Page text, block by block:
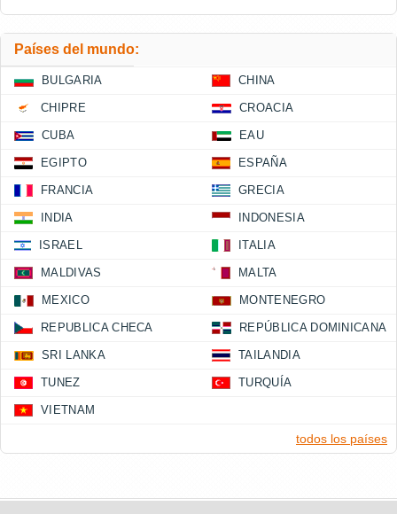
Países del mundo:
BULGARIA CHINA
CHIPRE CROACIA
CUBA EAU
EGIPTO ESPAÑA
FRANCIA GRECIA
INDIA INDONESIA
ISRAEL ITALIA
MALDIVAS MALTA
MEXICO MONTENEGRO
REPUBLICA CHECA REPÚBLICA DOMINICANA
SRI LANKA TAILANDIA
TUNEZ TURQUÍA
VIETNAM
todos los países